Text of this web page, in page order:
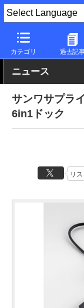
カテゴリ 過去記
PC Watch 半導体/
ニュース
サンワサプラ
6in1ドック
リス